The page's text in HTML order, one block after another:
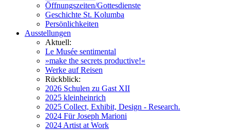
Öffnungszeiten/Gottesdienste
Geschichte St. Kolumba
Persönlichkeiten
Ausstellungen
Aktuell:
Le Musée sentimental
»make the secrets productive!«
Werke auf Reisen
Rückblick:
2026 Schulen zu Gast XII
2025 kleinheinrich
2025 Collect, Exhibit, Design - Research.
2024 Für Joseph Marioni
2024 Artist at Work